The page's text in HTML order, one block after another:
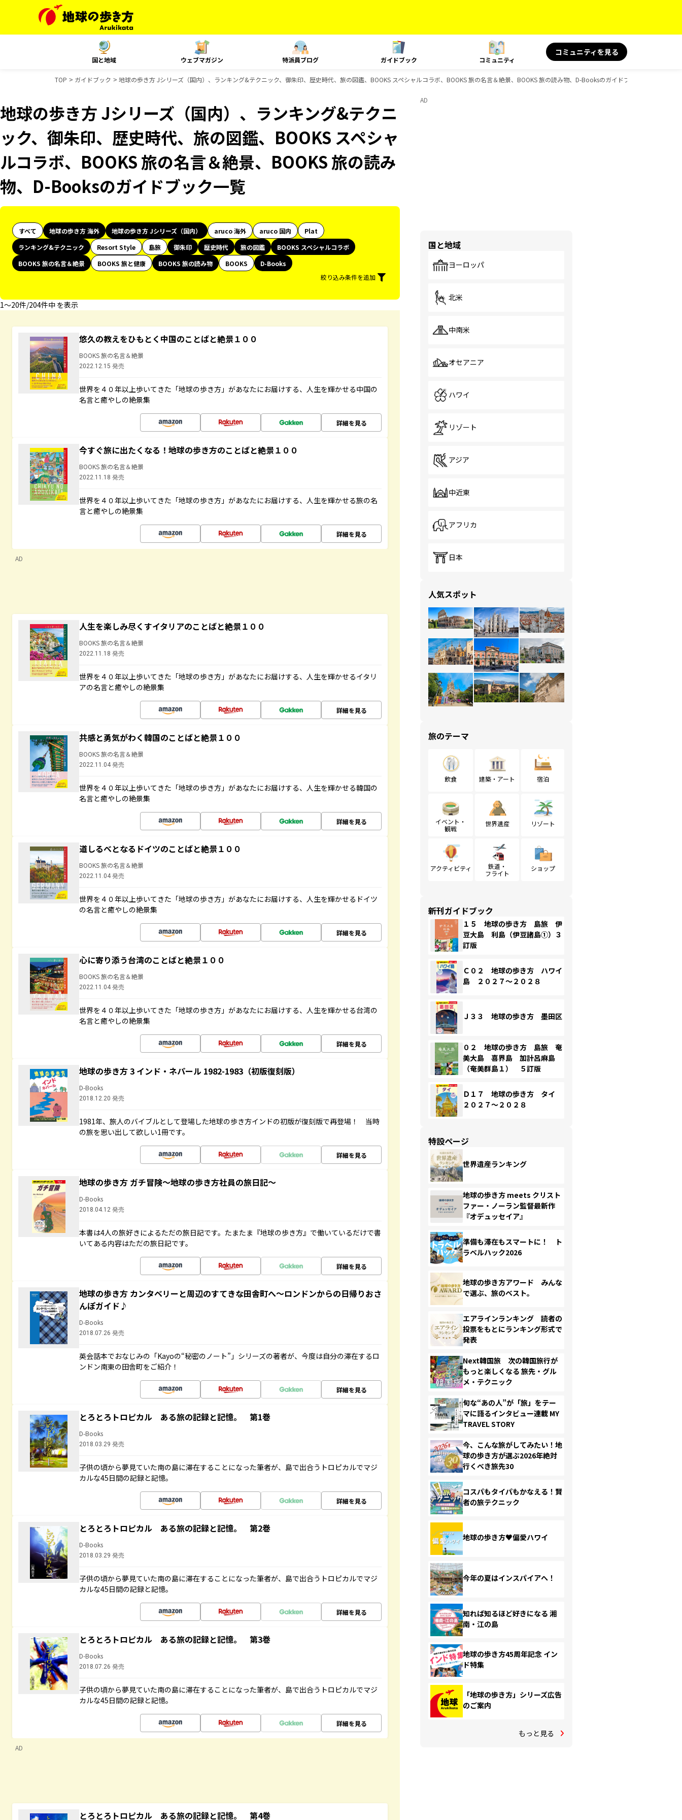
国と地域 ウェブマガジン 特派員ブログ ガイドブック コミュニティ
コミュニティを見る
TOP ガイドブック 地球の歩き方 Jシリーズ（国内）、ランキング&テクニック、御朱印、歴史時代、旅の図鑑、BOOKS スペシャルコラボ、BOOKS 旅の名言＆絶景、BOOKS 旅の読み物、D-Booksのガイドブック一覧
地球の歩き方 Jシリーズ（国内）、ランキング&テクニ
ック、御朱印、歴史時代、旅の図鑑、BOOKS スペシャ
ルコラボ、BOOKS 旅の名言＆絶景、BOOKS 旅の読み
物、D-Booksのガイドブック一覧
すべて 地球の歩き方 海外 地球の歩き方 Jシリーズ（国内） aruco 海外 aruco 国内
Plat
ランキング&テクニック
Resort Style 島旅 御朱印 歴史時代 旅の図鑑
BOOKS スペシャルコラボ
BOOKS 旅の名言＆絶景
BOOKS 旅と健康 BOOKS 旅の読み物 BOOKS
D-Books
絞り込み条件を追加
1〜20件/204件中 を表示
悠久の教えをひもとく中国のことばと絶景１００
BOOKS 旅の名言＆絶景
2022.12.15 発売
世界を４０年以上歩いてきた「地球の歩き方」があなたにお届けする、人生を輝かせる中国の
名言と癒やしの絶景集
詳細を見る
今すぐ旅に出たくなる！地球の歩き方のことばと絶景１００
BOOKS 旅の名言＆絶景
2022.11.18 発売
世界を４０年以上歩いてきた「地球の歩き方」があなたにお届けする、人生を輝かせる旅の名
言と癒やしの絶景集
詳細を見る
AD
人生を楽しみ尽くすイタリアのことばと絶景１００
BOOKS 旅の名言＆絶景
2022.11.18 発売
世界を４０年以上歩いてきた「地球の歩き方」があなたにお届けする、人生を輝かせるイタリ
アの名言と癒やしの絶景集
詳細を見る
共感と勇気がわく韓国のことばと絶景１００
BOOKS 旅の名言＆絶景
2022.11.04 発売
世界を４０年以上歩いてきた「地球の歩き方」があなたにお届けする、人生を輝かせる韓国の
名言と癒やしの絶景集
詳細を見る
道しるべとなるドイツのことばと絶景１００
BOOKS 旅の名言＆絶景
2022.11.04 発売
世界を４０年以上歩いてきた「地球の歩き方」があなたにお届けする、人生を輝かせるドイツ
の名言と癒やしの絶景集
詳細を見る
心に寄り添う台湾のことばと絶景１００
BOOKS 旅の名言＆絶景
2022.11.04 発売
世界を４０年以上歩いてきた「地球の歩き方」があなたにお届けする、人生を輝かせる台湾の
名言と癒やしの絶景集
詳細を見る
地球の歩き方 3 インド・ネパール 1982-1983（初版復刻版）
D-Books
2018.12.20 発売
1981年、旅人のバイブルとして登場した地球の歩き方インドの初版が復刻版で再登場！ 当時
の旅を思い出して欲しい1冊です。
詳細を見る
地球の歩き方 ガチ冒険～地球の歩き方社員の旅日記～
D-Books
2018.04.12 発売
本書は4人の旅好きによるただの旅日記です。たまたま『地球の歩き方』で働いているだけで書
いてある内容はただの旅日記です。
詳細を見る
地球の歩き方 カンタベリーと周辺のすてきな田舎町へ～ロンドンからの日帰りおさ
んぽガイド♪
D-Books
2018.07.26 発売
英会話本でおなじみの「Kayoの“秘密のノート”」シリーズの著者が、今度は自分の滞在するロ
ンドン南東の田舎町をご紹介！
詳細を見る
とろとろトロピカル ある旅の記録と記憶。 第1巻
D-Books
2018.03.29 発売
子供の頃から夢見ていた南の島に滞在することになった筆者が、島で出合うトロピカルでマジ
カルな45日間の記録と記憶。
詳細を見る
とろとろトロピカル ある旅の記録と記憶。 第2巻
D-Books
2018.03.29 発売
子供の頃から夢見ていた南の島に滞在することになった筆者が、島で出合うトロピカルでマジ
カルな45日間の記録と記憶。
詳細を見る
とろとろトロピカル ある旅の記録と記憶。 第3巻
D-Books
2018.07.26 発売
子供の頃から夢見ていた南の島に滞在することになった筆者が、島で出合うトロピカルでマジ
カルな45日間の記録と記憶。
詳細を見る
AD
とろとろトロピカル ある旅の記録と記憶。 第4巻
AD
国と地域
ヨーロッパ
北米
中南米
オセアニア
ハワイ
リゾート
アジア
中近東
アフリカ
日本
人気スポット
旅のテーマ
飲食 建築・アート 宿泊
イベント・
観戦
世界遺産 リゾート
アクティビティ
鉄道・
フライト
ショップ
新刊ガイドブック
１５ 地球の歩き方 島旅 伊
豆大島 利島（伊豆諸島①）３
訂版
Ｃ０２ 地球の歩き方 ハワイ
島 ２０２７～２０２８
Ｊ３３ 地球の歩き方 墨田区
０２ 地球の歩き方 島旅 奄
美大島 喜界島 加計呂麻島
（奄美群島１） ５訂版
Ｄ１７ 地球の歩き方 タイ
２０２７～２０２８
特設ページ
世界遺産ランキング
地球の歩き方 meets クリスト
ファー・ノーラン監督最新作
『オデュッセイア』
準備も滞在もスマートに！ ト
ラベルハック2026
地球の歩き方アワード みんな
で選ぶ、旅のベスト。
エアラインランキング 読者の
投票をもとにランキング形式で
発表
Next韓国旅 次の韓国旅行が
もっと楽しくなる 旅先・グル
メ・テクニック
旬な“あの人”が「旅」をテー
マに語るインタビュー連載 MY
TRAVEL STORY
今、こんな旅がしてみたい！地
球の歩き方が選ぶ2026年絶対
行くべき旅先30
コスパもタイパもかなえる！賢
者の旅テクニック
地球の歩き方♥偏愛ハワイ
今年の夏はインスパイアへ！
知れば知るほど好きになる 湘
南・江の島
地球の歩き方45周年記念 イン
ド特集
「地球の歩き方」シリーズ広告
のご案内
もっと見る